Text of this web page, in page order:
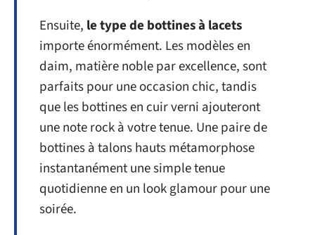
Ensuite, le type de bottines à lacets
importe énormément. Les modèles en
daim, matière noble par excellence, sont
parfaits pour une occasion chic, tandis
que les bottines en cuir verni ajouteront
une note rock à votre tenue. Une paire de
bottines à talons hauts métamorphose
instantanément une simple tenue
quotidienne en un look glamour pour une
soirée.